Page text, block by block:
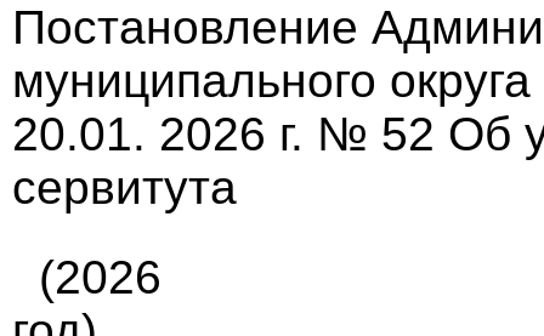
Постановление
муниципального
20.01. 2026 г. № 52 Об
сервитута
(2026